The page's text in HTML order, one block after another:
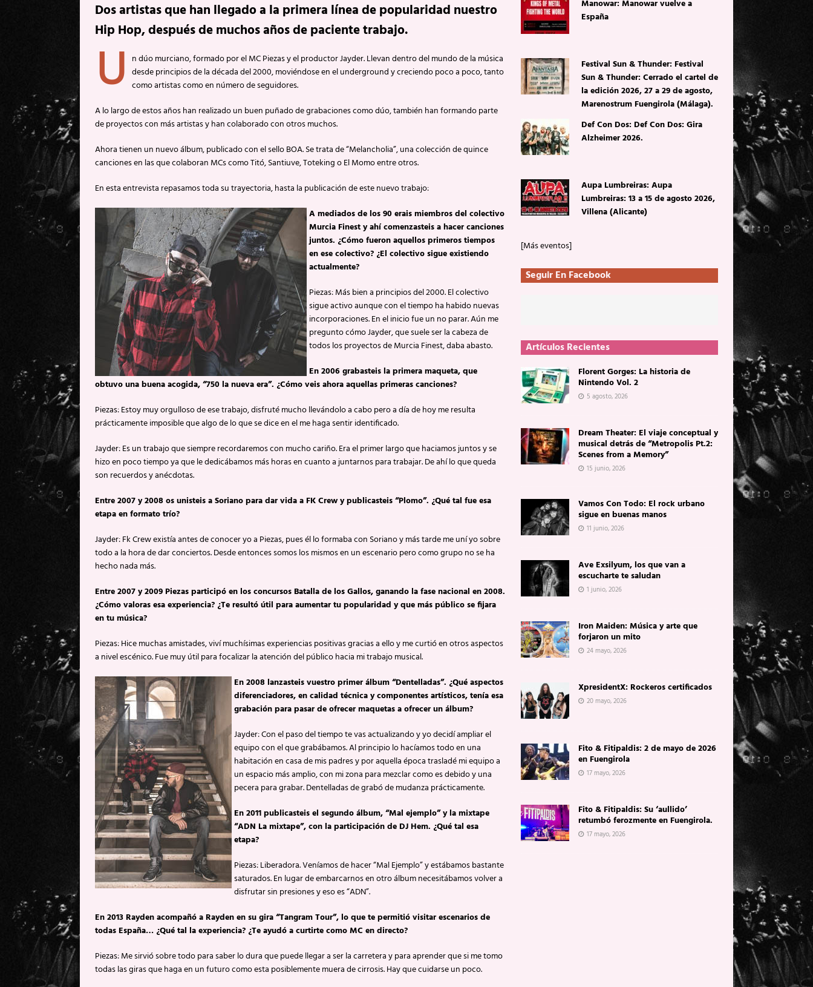
Dos artistas que han llegado a la primera línea de popularidad nuestro
Hip Hop, después de muchos años de paciente trabajo.
U n dúo murciano, formado por el MC Piezas y el productor Jayder. Llevan dentro del mundo de la música
desde principios de la década del 2000, moviéndose en el underground y creciendo poco a poco, tanto
como artistas como en número de seguidores.
A lo largo de estos años han realizado un buen puñado de grabaciones como dúo, también han formando parte
de proyectos con más artistas y han colaborado con otros muchos.
Ahora tienen un nuevo álbum, publicado con el sello BOA. Se trata de “Melancholia”, una colección de quince
canciones en las que colaboran MCs como Titó, Santiuve, Toteking o El Momo entre otros.
En esta entrevista repasamos toda su trayectoria, hasta la publicación de este nuevo trabajo:
A mediados de los 90 erais miembros del colectivo
Murcia Finest y ahí comenzasteis a hacer canciones
juntos. ¿Cómo fueron aquellos primeros tiempos
en ese colectivo? ¿El colectivo sigue existiendo
actualmente?
Piezas: Más bien a principios del 2000. El colectivo
sigue activo aunque con el tiempo ha habido nuevas
incorporaciones. En el inicio fue un no parar. Aún me
pregunto cómo Jayder, que suele ser la cabeza de
todos los proyectos de Murcia Finest, daba abasto.
En 2006 grabasteis la primera maqueta, que
obtuvo una buena acogida, “750 la nueva era”. ¿Cómo veis ahora aquellas primeras canciones?
Piezas: Estoy muy orgulloso de ese trabajo, disfruté mucho llevándolo a cabo pero a día de hoy me resulta
prácticamente imposible que algo de lo que se dice en el me haga sentir identificado.
Jayder: Es un trabajo que siempre recordaremos con mucho cariño. Era el primer largo que haciamos juntos y se
hizo en poco tiempo ya que le dedicábamos más horas en cuanto a juntarnos para trabajar. De ahí lo que queda
son recuerdos y anécdotas.
Entre 2007 y 2008 os unisteis a Soriano para dar vida a FK Crew y publicasteis “Plomo”. ¿Qué tal fue esa
etapa en formato trío?
Jayder: Fk Crew existía antes de conocer yo a Piezas, pues él lo formaba con Soriano y más tarde me uní yo sobre
todo a la hora de dar conciertos. Desde entonces somos los mismos en un escenario pero como grupo no se ha
hecho nada más.
Entre 2007 y 2009 Piezas participó en los concursos Batalla de los Gallos, ganando la fase nacional en 2008.
¿Cómo valoras esa experiencia? ¿Te resultó útil para aumentar tu popularidad y que más público se fijara
en tu música?
Piezas: Hice muchas amistades, viví muchísimas experiencias positivas gracias a ello y me curtió en otros aspectos
a nivel escénico. Fue muy útil para focalizar la atención del público hacia mi trabajo musical.
En 2008 lanzasteis vuestro primer álbum “Dentelladas”. ¿Qué aspectos
diferenciadores, en calidad técnica y componentes artísticos, tenía esa
grabación para pasar de ofrecer maquetas a ofrecer un álbum?
Jayder: Con el paso del tiempo te vas actualizando y yo decidí ampliar el
equipo con el que grabábamos. Al principio lo hacíamos todo en una
habitación en casa de mis padres y por aquella época trasladé mi equipo a
un espacio más amplio, con mi zona para mezclar como es debido y una
pecera para grabar. Dentelladas de grabó de mudanza prácticamente.
En 2011 publicasteis el segundo álbum, “Mal ejemplo” y la mixtape
“ADN La mixtape”, con la participación de DJ Hem. ¿Qué tal esa
etapa?
Piezas: Liberadora. Veníamos de hacer “Mal Ejemplo” y estábamos bastante
saturados. En lugar de embarcarnos en otro álbum necesitábamos volver a
disfrutar sin presiones y eso es “ADN”.
En 2013 Rayden acompañó a Rayden en su gira “Tangram Tour”, lo que te permitió visitar escenarios de
todas España… ¿Qué tal la experiencia? ¿Te ayudó a curtirte como MC en directo?
Piezas: Me sirvió sobre todo para saber lo dura que puede llegar a ser la carretera y para aprender que si me tomo
todas las giras que haga en un futuro como esta posiblemente muera de cirrosis. Hay que cuidarse un poco.
Manowar: Manowar vuelve a
España
Festival Sun & Thunder: Festival
Sun & Thunder: Cerrado el cartel de
la edición 2026, 27 a 29 de agosto,
Marenostrum Fuengirola (Málaga).
Def Con Dos: Def Con Dos: Gira
Alzheimer 2026.
Aupa Lumbreiras: Aupa
Lumbreiras: 13 a 15 de agosto 2026,
Villena (Alicante)
[Más eventos]
Seguir En Facebook
Artículos Recientes
Florent Gorges: La historia de
Nintendo Vol. 2
5 agosto, 2026
Dream Theater: El viaje conceptual y
musical detrás de “Metropolis Pt.2:
Scenes from a Memory”
15 junio, 2026
Vamos Con Todo: El rock urbano
sigue en buenas manos
11 junio, 2026
Ave Exsilyum, los que van a
escucharte te saludan
1 junio, 2026
Iron Maiden: Música y arte que
forjaron un mito
24 mayo, 2026
XpresidentX: Rockeros certificados
20 mayo, 2026
Fito & Fitipaldis: 2 de mayo de 2026
en Fuengirola
17 mayo, 2026
Fito & Fitipaldis: Su ‘aullido’
retumbó ferozmente en Fuengirola.
17 mayo, 2026